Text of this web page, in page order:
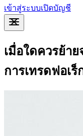
เข้าสู่ระบบเปิดบัญชี
เมื่อใดควรย้า
การเทรดฟอเร็